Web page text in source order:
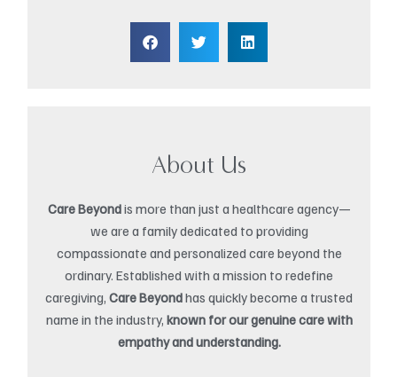
About Us
Care Beyondis more than just a healthcare agency—
we are a family dedicated to providing
compassionate and personalized care beyond the
ordinary. Established with a mission to redefine
caregiving, Care Beyondhas quickly become a trusted
name in the industry, known for our genuine care with
empathy and understanding.